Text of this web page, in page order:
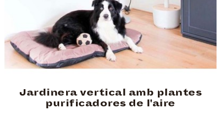
Jardinera vertical amb plantes
purificadores de l'aire